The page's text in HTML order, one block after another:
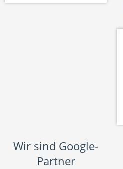
Wir sind Google-
Partner